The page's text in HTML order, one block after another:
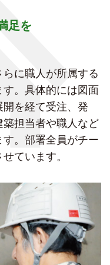
足を
に職人が所属する
。具体的には図面
を経て受注、発
担当者や職人など
。部署全員がチー
ています。